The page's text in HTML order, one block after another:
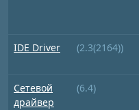
IDE Driver (2.3(2164))
Сетевой
драйвер
(6.4)